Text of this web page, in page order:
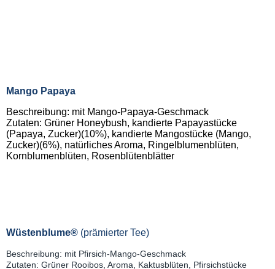
Mango Papaya
Beschreibung: mit Mango-Papaya-Geschmack
Zutaten: Grüner Honeybush, kandierte Papayastücke
(Papaya, Zucker)(10%), kandierte Mangostücke (Mango,
Zucker)(6%), natürliches Aroma, Ringelblumenblüten,
Kornblumenblüten, Rosenblütenblätter
Wüstenblume® (prämierter Tee)
Beschreibung: mit Pfirsich-Mango-Geschmack
Zutaten: Grüner Rooibos, Aroma, Kaktusblüten, Pfirsichstücke